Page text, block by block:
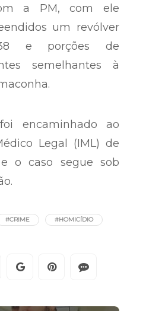
a PM, com ele
um revólver
e porções de
semelhantes à
encaminhado ao
Legal (IML) de
e o caso segue sob
#CRIME
#HOMICÍDIO